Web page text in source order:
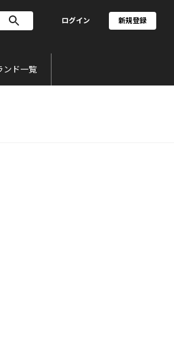
ログイン 新規登録
ンド一覧